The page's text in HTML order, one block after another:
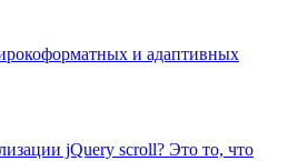
и адаптивных
jQuery scroll? Это то, что